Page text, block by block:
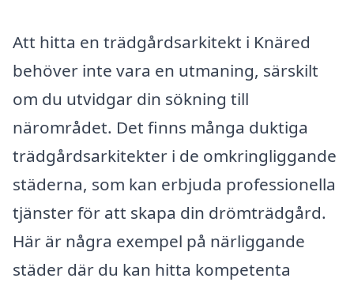
Att hitta en trädgårdsarkitekt i Knäred
behöver inte vara en utmaning, särskilt
om du utvidgar din sökning till
närområdet. Det finns många duktiga
trädgårdsarkitekter i de omkringliggande
städerna, som kan erbjuda professionella
tjänster för att skapa din drömträdgård.
Här är några exempel på närliggande
städer där du kan hitta kompetenta